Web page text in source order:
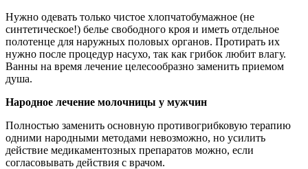
Нужно одевать только чистое хлопчатобумажное (не
синтетическое!) белье свободного кроя и иметь отдельное
полотенце для наружных половых органов. Протирать их
нужно после процедур насухо, так как грибок любит влагу.
Ванны на время лечение целесообразно заменить приемом
душа.
Народное лечение молочницы у мужчин
Полностью заменить основную противогрибковую терапию
одними народными методами невозможно, но усилить
действие медикаментозных препаратов можно, если
согласовывать действия с врачом.